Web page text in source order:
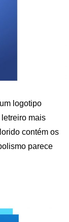
logotipo
mais
contém os
parece